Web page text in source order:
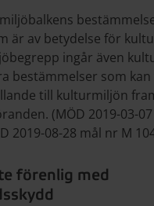
är av betydelse för
ingår även
bestämmelser som kan
till kulturmiljön
(MÖD 2019-03-
2019-08-28 mål nr M
förenlig med